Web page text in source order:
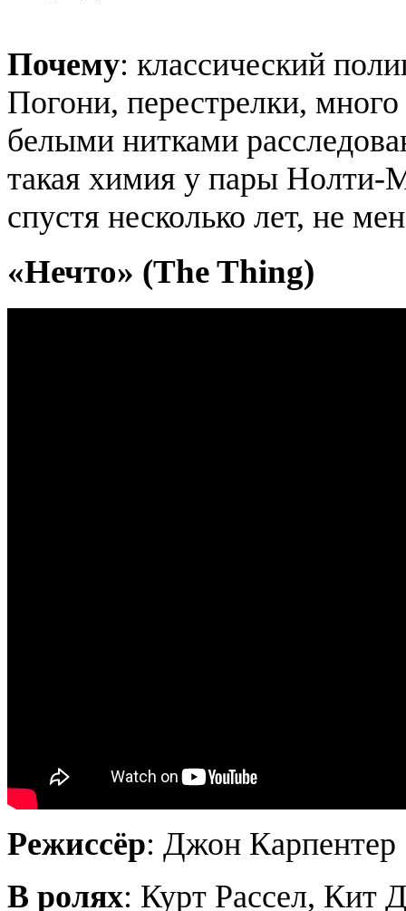
Почему: классический
Погони, перестрелки,
белыми нитками
такая химия у пары
спустя несколько лет, не
«Нечто» (The Thing)
Режиссёр: Джон Карпентер
В ролях: Курт Рассел, Кит